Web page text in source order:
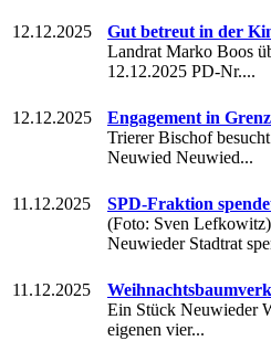
12.12.2025
Gut betreut in der
Landrat Marko Boos
12.12.2025 PD-Nr....
12.12.2025
Engagement in
Trierer Bischof
Neuwied Neuwied...
11.12.2025
SPD-Fraktion
(Foto: Sven
Neuwieder Stadtrat
11.12.2025
Ein Stück Neuwieder
eigenen vier...